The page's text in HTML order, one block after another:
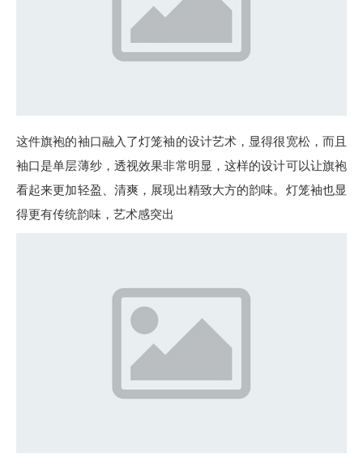
这件旗袍的袖口融入了灯笼袖的设计艺术，显得很宽松，而且
袖口是单层薄纱，透视效果非常明显，这样的设计可以让旗袍
看起来更加轻盈、清爽，展现出精致大方的韵味。灯笼袖也显
得更有传统韵味，艺术感突出